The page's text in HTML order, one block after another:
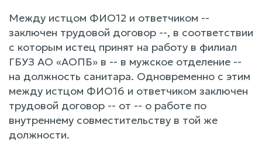
Между истцом ФИО12 и ответчиком --
заключен трудовой договор --, в соответствии
с которым истец принят на работу в филиал
ГБУЗ АО «АОПБ» в -- в мужское отделение --
на должность санитара. Одновременно с этим
между истцом ФИО16 и ответчиком заключен
трудовой договор -- от -- о работе по
внутреннему совместительству в той же
должности.